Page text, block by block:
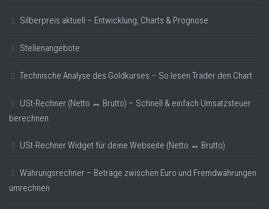
Silberpreis aktuell – Entwicklung, Charts & Prognose
Stellenangebote
Technische Analyse des Goldkurses – So lesen Trader den Chart
USt-Rechner (Netto ↔ Brutto) – Schnell & einfach Umsatzsteuer
berechnen
USt-Rechner Widget für deine Webseite (Netto ↔ Brutto)
Währungsrechner – Beträge zwischen Euro und Fremdwährungen
umrechnen